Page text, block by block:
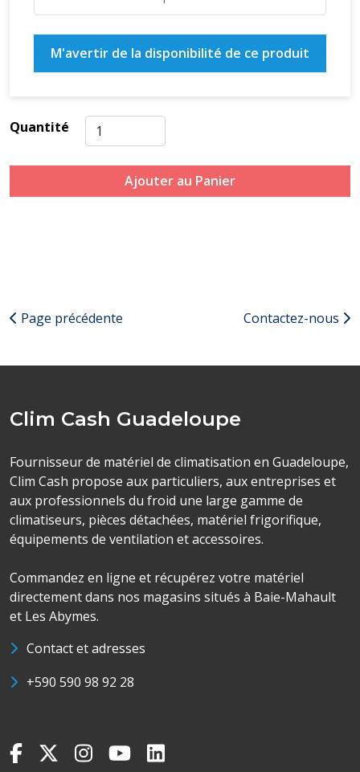
M'avertir de la disponibilité de ce produit
Quantité
Ajouter au Panier
Page précédente Contactez-nous
Clim Cash Guadeloupe
Fournisseur de matériel de climatisation en Guadeloupe,
Clim Cash propose aux particuliers, aux entreprises et
aux professionnels du froid une large gamme de
climatiseurs, pièces détachées, matériel frigorifique,
équipements de ventilation et accessoires.
Commandez en ligne et récupérez votre matériel
directement dans nos magasins situés à Baie-Mahault
et Les Abymes.
Contact et adresses
+590 590 98 92 28